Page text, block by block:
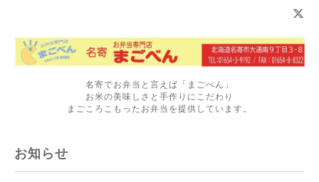
名寄でお弁当と言えば「まごべん」
お米の美味しさと手作りにこだわり
まごころこもったお弁当を提供しています。
お知らせ